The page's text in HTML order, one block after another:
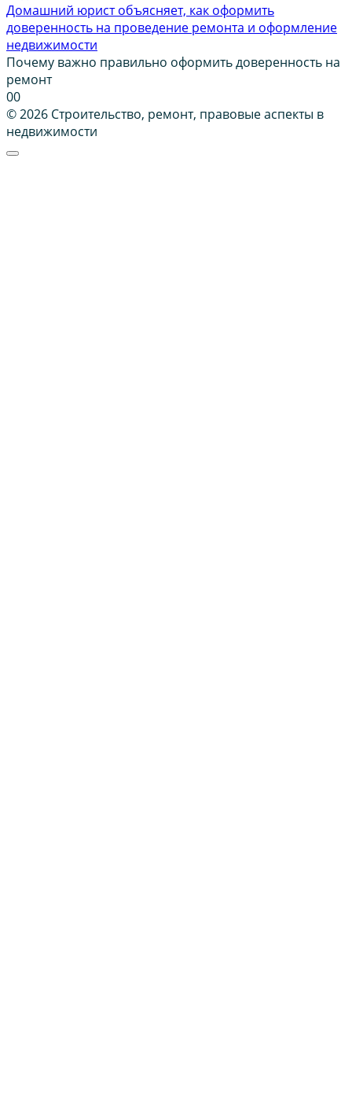
Домашний юрист объясняет, как оформить
доверенность на проведение ремонта и оформление
недвижимости
Почему важно правильно оформить доверенность на
ремонт
00
© 2026 Строительство, ремонт, правовые аспекты в
недвижимости